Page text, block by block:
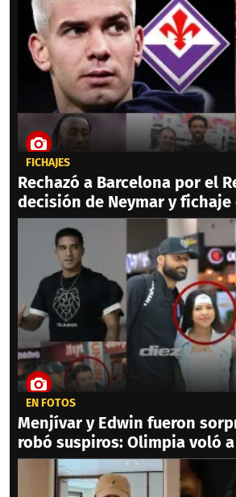
FICHAJES
Rechazó a Barcelona por el
decisión de Neymar y fichaje
EN FOTOS
Menjívar y Edwin fueron
robó suspiros: Olimpia voló a